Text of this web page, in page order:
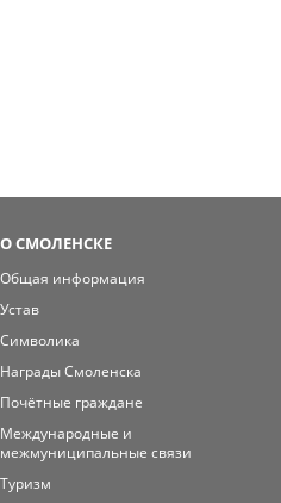
О СМОЛЕНСКЕ
Общая информация
Устав
Символика
Награды Смоленска
Почётные граждане
Международные и
межмуниципальные связи
Туризм